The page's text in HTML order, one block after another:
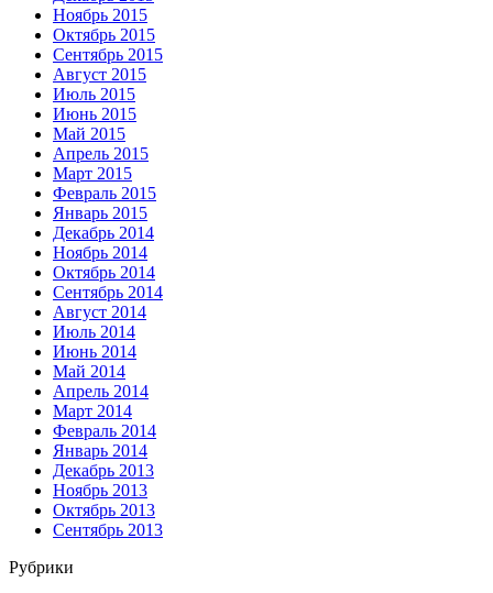
Ноябрь 2015
Октябрь 2015
Сентябрь 2015
Август 2015
Июль 2015
Июнь 2015
Май 2015
Апрель 2015
Март 2015
Февраль 2015
Январь 2015
Декабрь 2014
Ноябрь 2014
Октябрь 2014
Сентябрь 2014
Август 2014
Июль 2014
Июнь 2014
Май 2014
Апрель 2014
Март 2014
Февраль 2014
Январь 2014
Декабрь 2013
Ноябрь 2013
Октябрь 2013
Сентябрь 2013
Рубрики